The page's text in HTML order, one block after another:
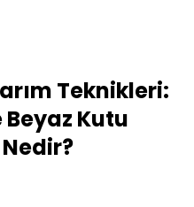
Teknikleri:
Kutu